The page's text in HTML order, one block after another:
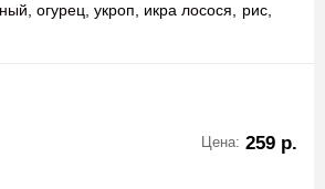
огурец, укроп, икра лосося, рис,
Цена: 259 р.